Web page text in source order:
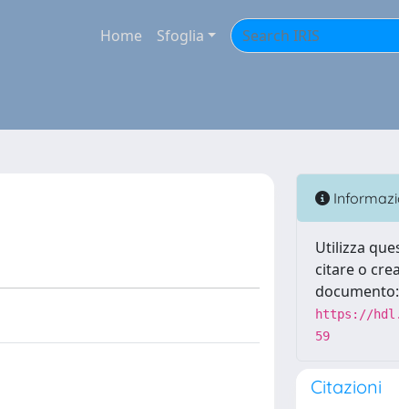
Home Sfoglia
Utilizza
citare o
documento:
https://
59
Citazioni